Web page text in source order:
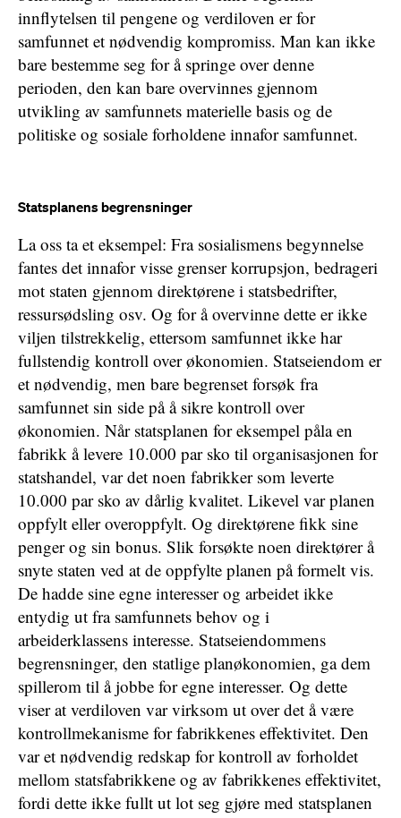
innflytelsen til pengene og verdiloven er for
samfunnet et nødvendig kompromiss. Man kan ikke
bare bestemme seg for å springe over denne
perioden, den kan bare overvinnes gjennom
utvikling av samfunnets materielle basis og de
politiske og sosiale forholdene innafor samfunnet.
Statsplanens begrensninger
La oss ta et eksempel: Fra sosialismens begynnelse
fantes det innafor visse grenser korrupsjon, bedrageri
mot staten gjennom direktørene i statsbedrifter,
ressursødsling osv. Og for å overvinne dette er ikke
viljen tilstrekkelig, ettersom samfunnet ikke har
fullstendig kontroll over økonomien. Statseiendom er
et nødvendig, men bare begrenset forsøk fra
samfunnet sin side på å sikre kontroll over
økonomien. Når statsplanen for eksempel påla en
fabrikk å levere 10.000 par sko til organisasjonen for
statshandel, var det noen fabrikker som leverte
10.000 par sko av dårlig kvalitet. Likevel var planen
oppfylt eller overoppfylt. Og direktørene fikk sine
penger og sin bonus. Slik forsøkte noen direktører å
snyte staten ved at de oppfylte planen på formelt vis.
De hadde sine egne interesser og arbeidet ikke
entydig ut fra samfunnets behov og i
arbeiderklassens interesse. Statseiendommens
begrensninger, den statlige planøkonomien, ga dem
spillerom til å jobbe for egne interesser. Og dette
viser at verdiloven var virksom ut over det å være
kontrollmekanisme for fabrikkenes effektivitet. Den
var et nødvendig redskap for kontroll av forholdet
mellom statsfabrikkene og av fabrikkenes effektivitet,
fordi dette ikke fullt ut lot seg gjøre med statsplanen